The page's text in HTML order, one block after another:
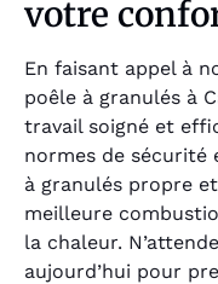
votre
En faisant appel à
poêle à granulés à
travail soigné et
normes de sécurité
à granulés propre
meilleure
la chaleur.
aujourd’hui pour